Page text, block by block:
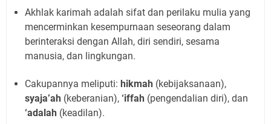
Akhlak karimah adalah sifat dan perilaku mulia yang
mencerminkan kesempurnaan seseorang dalam
berinteraksi dengan Allah, diri sendiri, sesama
manusia, dan lingkungan.
Cakupannya meliputi: hikmah (kebijaksanaan),
syaja’ah (keberanian), ‘iffah (pengendalian diri), dan
‘adalah (keadilan).